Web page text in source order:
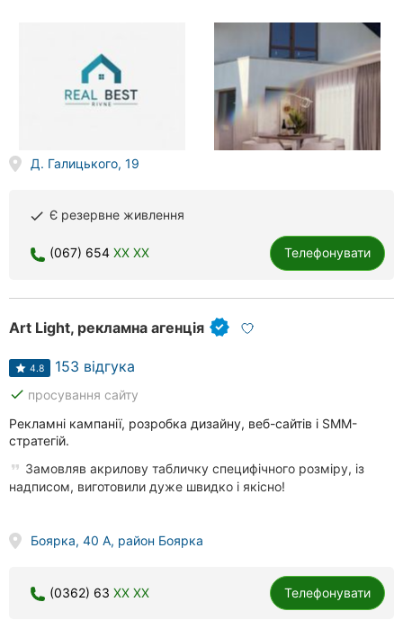
Д. Галицького, 19
done Є резервне живлення
(067) 654 XX XX Телефонувати
Art Light, рекламна агенція
4.8 153 відгука
done просування сайту
Рекламні кампанії, розробка дизайну, веб-сайтів і SMM-
стратегій.
Замовляв акрилову табличку специфічного розміру, із
надписом, виготовили дуже швидко і якісно!
Боярка, 40 А, район Боярка
(0362) 63 XX XX Телефонувати